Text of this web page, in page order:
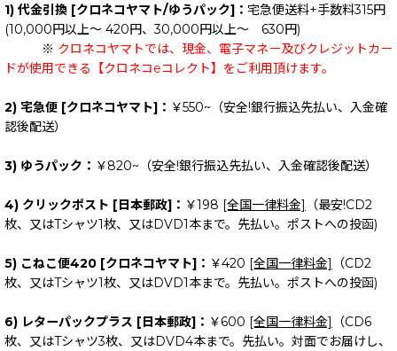
1) 代金引換 [クロネコヤマト/ゆうパック]： 宅急便送料+手数料315円
(10,000円以上～ 420円、30,000円以上～ 630円)
※ クロネコヤマトでは、現金、電子マネー及びクレジットカー
ドが使用できる【クロネコeコレクト】をご利用頂けます。
2) 宅急便 [クロネコヤマト]： ￥550~（安全!銀行振込先払い、入金確
認後配送）
3) ゆうパック： ￥820~（安全!銀行振込先払い、入金確認後配送）
4) クリックポスト [日本郵政]： ￥198 [全国一律料金]
（最安!CD2
枚、又はTシャツ1枚、又はDVD1本まで。先払い。ポストへの投函)
5) こねこ便420 [クロネコヤマト]： ￥420 [全国一律料金]
（CD2
枚、又はTシャツ1枚、又はDVD1本まで。先払い。ポストへの投函)
6) レターパックプラス [日本郵政]： ￥600 [全国一律料金]
（CD6
枚、又はTシャツ3枚、又はDVD4本まで。先払い。対面でお届けし、